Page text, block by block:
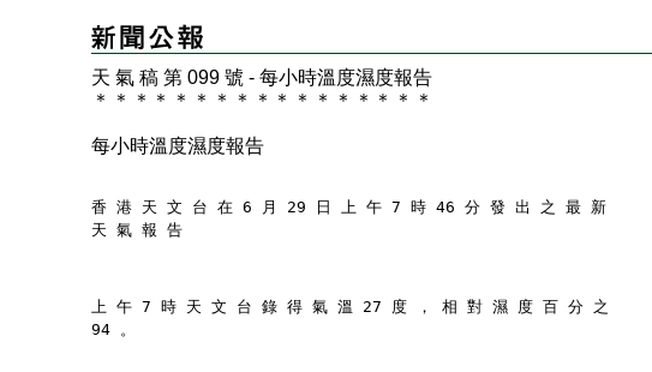
天 氣 稿 第 099 號 - 每小時溫度濕度報告
＊
＊ ＊ ＊ ＊ ＊ ＊ ＊ ＊ ＊ ＊ ＊ ＊ ＊ ＊ ＊ ＊
每小時溫度濕度報告
香 港 天 文 台 在 6 月 29 日 上 午 7 時 46 分 發 出 之 最 新
天 氣 報 告
上 午 7 時 天 文 台 錄 得 氣 溫 27 度 ， 相 對 濕 度 百 分 之
94 。